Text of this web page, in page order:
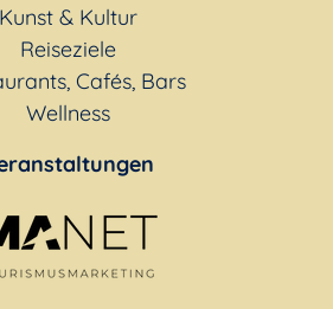
Kunst & Kultur
Reiseziele
Cafés, Bars
Wellness